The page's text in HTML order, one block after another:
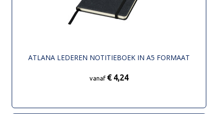
ATLANA LEDEREN NOTITIEBOEK IN A5 FORMAAT
vanaf € 4,24